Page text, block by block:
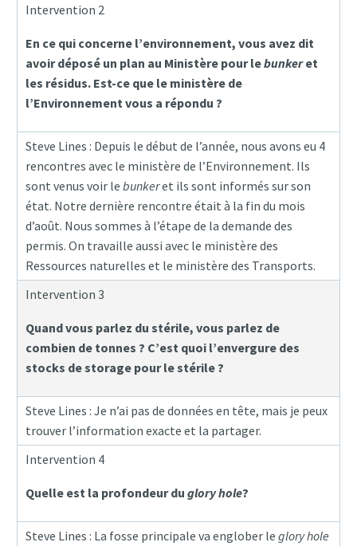
Intervention 2
En ce qui concerne l’environnement, vous avez dit
avoir déposé un plan au Ministère pour lebunkeret
les résidus. Est-ce que le ministère de
l’Environnement vous a répondu ?
Steve Lines : Depuis le début de l’année, nous avons eu 4
rencontres avec le ministère de l’Environnement. Ils
sont venus voir le bunkeret ils sont informés sur son
état. Notre dernière rencontre était à la fin du mois
d’août. Nous sommes à l’étape de la demande des
permis. On travaille aussi avec le ministère des
Ressources naturelles et le ministère des Transports.
Intervention 3
Quand vous parlez du stérile, vous parlez de
combien de tonnes ? C’est quoi l’envergure des
stocks de storage pour le stérile ?
Steve Lines : Je n’ai pas de données en tête, mais je peux
trouver l’information exacte et la partager.
Intervention 4
Quelle est la profondeur du glory hole?
Steve Lines : La fosse principale va englober le glory hole